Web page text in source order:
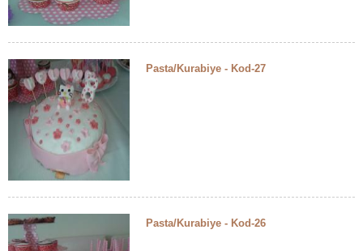
Pasta/Kurabiye - Kod-27
Pasta/Kurabiye - Kod-26